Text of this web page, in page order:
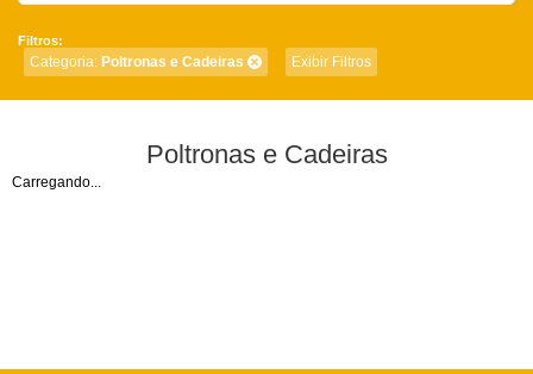
Filtros:
Categoria: Poltronas e Cadeiras Exibir Filtros
Poltronas e Cadeiras
Carregando...